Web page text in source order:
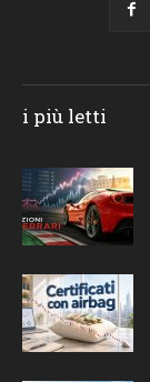
i più letti